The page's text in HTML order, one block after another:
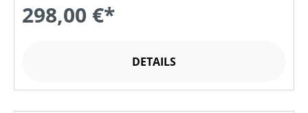
298,00 €*
DETAILS